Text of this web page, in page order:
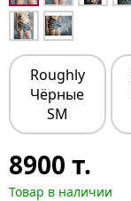
Roughly
Чёрные
SM
8900 т.
Товар в наличии